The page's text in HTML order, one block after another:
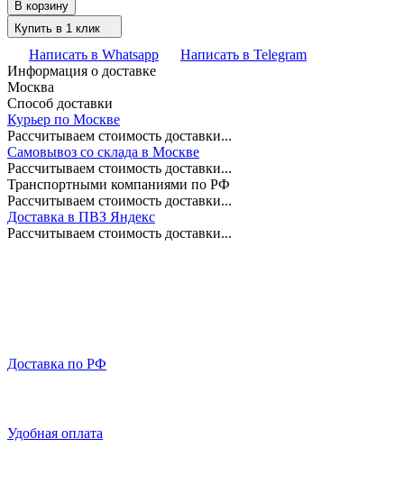
В корзину
Купить в 1 клик
Написать в Whatsapp
Написать в Telegram
Информация о доставке
Москва
Способ доставки
Курьер по Москве
Рассчитываем стоимость доставки...
Самовывоз со склада в Москве
Рассчитываем стоимость доставки...
Транспортными компаниями по РФ
Рассчитываем стоимость доставки...
Доставка в ПВЗ Яндекс
Рассчитываем стоимость доставки...
Доставка по РФ
Удобная оплата